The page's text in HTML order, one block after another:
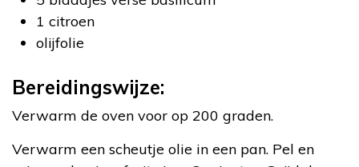
1 citroen
olijfolie
Bereidingswijze:
Verwarm de oven voor op 200 graden.
Verwarm een scheutje olie in een pan. Pel en